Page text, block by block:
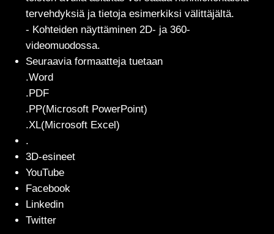
tervehdyksiä ja tietoja esimerkiksi välittäjältä.
- Kohteiden näyttäminen 2D- ja 360-
videomuodossa.
Seuraavia formaatteja tuetaan
.Word
.PDF
.PP(Microsoft PowerPoint)
.XL(Microsoft Excel)
.
3D-esineet
YouTube
Facebook
Linkedin
Twitter